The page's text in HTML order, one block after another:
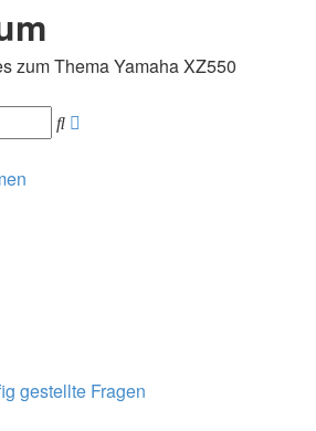
zum Thema Yamaha XZ550
Suche
gestellte Fragen